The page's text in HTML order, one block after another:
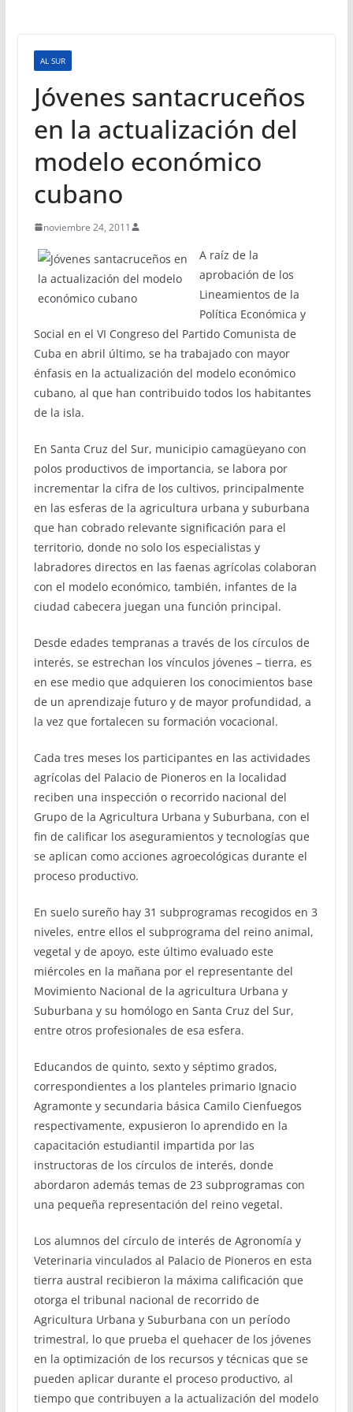
AL SUR
Jóvenes santacruceños
en la actualización del
modelo económico
cubano
noviembre 24, 2011
A raíz de la
aprobación de los
Lineamientos de la
Política Económica y
Social en el VI Congreso del Partido Comunista de
Cuba en abril último, se ha trabajado con mayor
énfasis en la actualización del modelo económico
cubano, al que han contribuido todos los habitantes
de la isla.
En Santa Cruz del Sur, municipio camagüeyano con
polos productivos de importancia, se labora por
incrementar la cifra de los cultivos, principalmente
en las esferas de la agricultura urbana y suburbana
que han cobrado relevante significación para el
territorio, donde no solo los especialistas y
labradores directos en las faenas agrícolas colaboran
con el modelo económico, también, infantes de la
ciudad cabecera juegan una función principal.
Desde edades tempranas a través de los círculos de
interés, se estrechan los vínculos jóvenes – tierra, es
en ese medio que adquieren los conocimientos base
de un aprendizaje futuro y de mayor profundidad, a
la vez que fortalecen su formación vocacional.
Cada tres meses los participantes en las actividades
agrícolas del Palacio de Pioneros en la localidad
reciben una inspección o recorrido nacional del
Grupo de la Agricultura Urbana y Suburbana, con el
fin de calificar los aseguramientos y tecnologías que
se aplican como acciones agroecológicas durante el
proceso productivo.
En suelo sureño hay 31 subprogramas recogidos en 3
niveles, entre ellos el subprograma del reino animal,
vegetal y de apoyo, este último evaluado este
miércoles en la mañana por el representante del
Movimiento Nacional de la agricultura Urbana y
Suburbana y su homólogo en Santa Cruz del Sur,
entre otros profesionales de esa esfera.
Educandos de quinto, sexto y séptimo grados,
correspondientes a los planteles primario Ignacio
Agramonte y secundaria básica Camilo Cienfuegos
respectivamente, expusieron lo aprendido en la
capacitación estudiantil impartida por las
instructoras de los círculos de interés, donde
abordaron además temas de 23 subprogramas con
una pequeña representación del reino vegetal.
Los alumnos del círculo de interés de Agronomía y
Veterinaria vinculados al Palacio de Pioneros en esta
tierra austral recibieron la máxima calificación que
otorga el tribunal nacional de recorrido de
Agricultura Urbana y Suburbana con un período
trimestral, lo que prueba el quehacer de los jóvenes
en la optimización de los recursos y técnicas que se
pueden aplicar durante el proceso productivo, al
tiempo que contribuyen a la actualización del modelo